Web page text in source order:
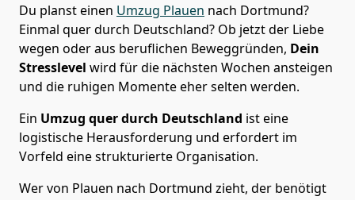
Du planst einen Umzug Plauen nach Dortmund?
Einmal quer durch Deutschland? Ob jetzt der Liebe
wegen oder aus beruflichen Beweggründen, Dein
Stresslevel wird für die nächsten Wochen ansteigen
und die ruhigen Momente eher selten werden.
Ein Umzug quer durch Deutschland ist eine
logistische Herausforderung und erfordert im
Vorfeld eine strukturierte Organisation.
Wer von Plauen nach Dortmund zieht, der benötigt